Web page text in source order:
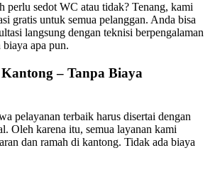
perlu sedot WC atau tidak? Tenang, kami
gratis untuk semua pelanggan. Anda bisa
langsung dengan teknisi berpengalaman
apa pun.
– Tanpa Biaya
pelayanan terbaik harus disertai dengan
Oleh karena itu, semua layanan kami
dan ramah di kantong. Tidak ada biaya